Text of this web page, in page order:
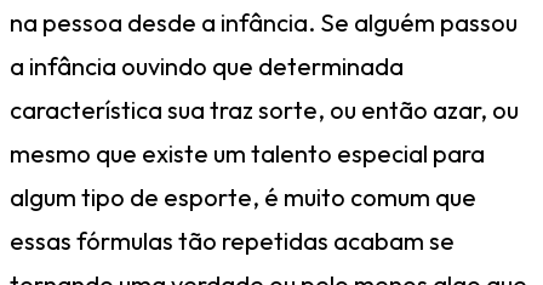
na pessoa desde a infância. Se alguém passou
a infância ouvindo que determinada
característica sua traz sorte, ou então azar, ou
mesmo que existe um talento especial para
algum tipo de esporte, é muito comum que
essas fórmulas tão repetidas acabam se